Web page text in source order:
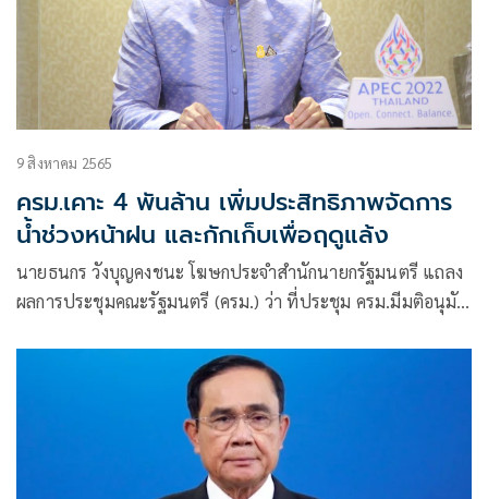
9 สิงหาคม 2565
ครม.เคาะ 4 พันล้าน เพิ่มประสิทธิภาพจัดการ
น้ำช่วงหน้าฝน และกักเก็บเพื่อฤดูแล้ง
นายธนกร วังบุญคงชนะ โฆษกประจำสำนักนายกรัฐมนตรี แถลง
ผลการประชุมคณะรัฐมนตรี (ครม.) ว่า ที่ประชุม ครม.มีมติอนุมัติ